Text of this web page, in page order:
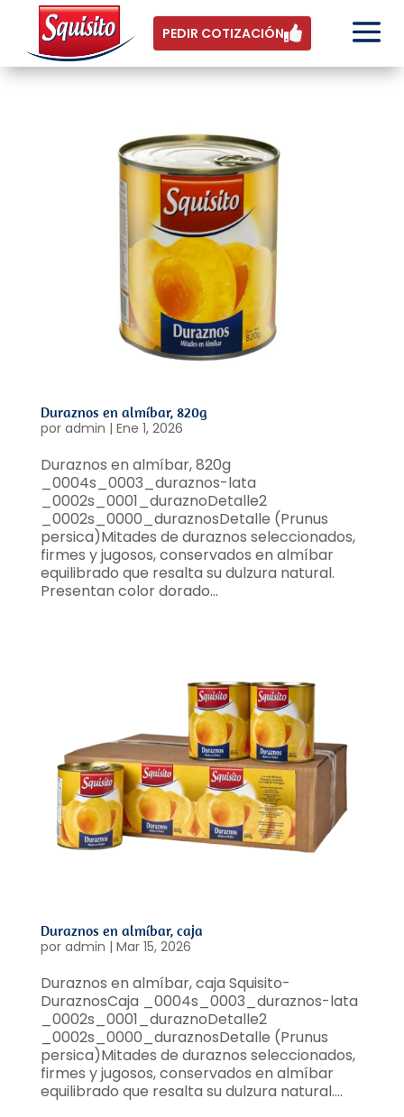
PEDIR COTIZACIÓN
Duraznos en almíbar, 820g
por admin | Ene 1, 2026
Duraznos en almíbar, 820g
_0004s_0003_duraznos-lata
_0002s_0001_duraznoDetalle2
_0002s_0000_duraznosDetalle (Prunus
persica)Mitades de duraznos seleccionados,
firmes y jugosos, conservados en almíbar
equilibrado que resalta su dulzura natural.
Presentan color dorado...
Duraznos en almíbar, caja
por admin | Mar 15, 2026
Duraznos en almíbar, caja Squisito-
DuraznosCaja _0004s_0003_duraznos-lata
_0002s_0001_duraznoDetalle2
_0002s_0000_duraznosDetalle (Prunus
persica)Mitades de duraznos seleccionados,
firmes y jugosos, conservados en almíbar
equilibrado que resalta su dulzura natural....